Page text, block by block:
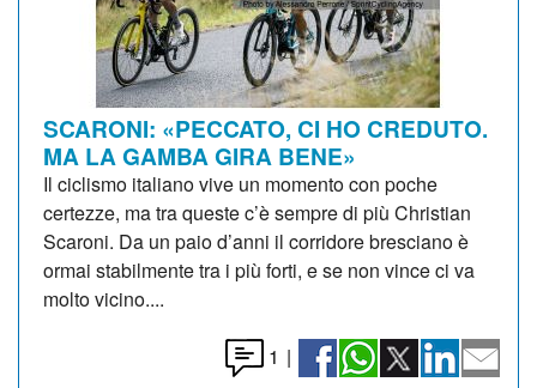
SCARONI: «PECCATO, CI HO CREDUTO.
MA LA GAMBA GIRA BENE»
Il ciclismo italiano vive un momento con poche
certezze, ma tra queste c’è sempre di più Christian
Scaroni. Da un paio d’anni il corridore bresciano è
ormai stabilmente tra i più forti, e se non vince ci va
molto vicino....
1 |